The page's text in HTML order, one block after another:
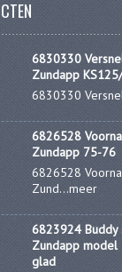
6830330
Zundapp
6830330
6826528
Zundapp 75-76
6826528
Zund...meer
6823924 Buddy
Zundapp model
glad